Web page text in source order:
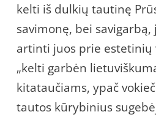
kelti iš dulkių tautinę
savimonę, bei savigarbą,
artinti juos prie
„kelti garbėn
kitataučiams, ypač
tautos kūrybinius